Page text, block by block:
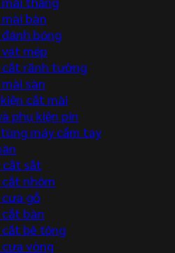
mài bàn
đánh bóng
vát mép
cắt rãnh tường
sàn
cắt mài
phụ kiện pin
máy cầm tay
cắt sắt
cắt nhôm
cưa gỗ
cắt bàn
cắt bê tông
cưa vòng